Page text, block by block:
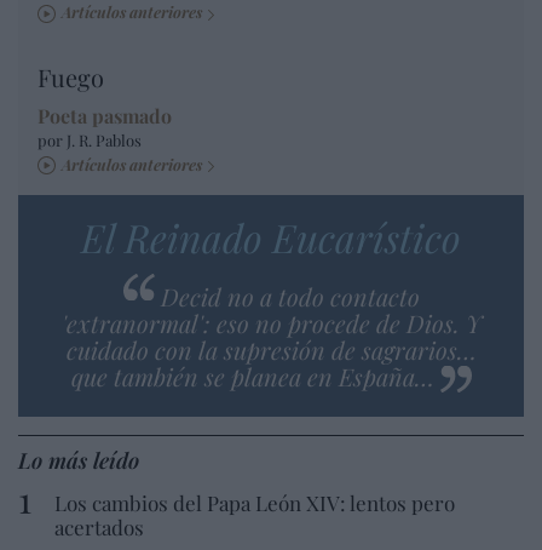
Artículos anteriores
Fuego
Poeta pasmado
por J. R. Pablos
Artículos anteriores
El Reinado Eucarístico
Decid no a todo contacto
'extranormal': eso no procede de Dios. Y
cuidado con la supresión de sagrarios…
que también se planea en España…
Lo más leído
Los cambios del Papa León XIV: lentos pero
acertados